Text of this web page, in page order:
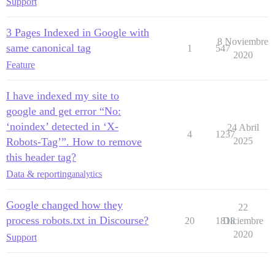
3 Pages Indexed in Google with
same canonical tag
Feature
1 547
8 Noviembre
2020
I have indexed my site to
google and get error “No:
‘noindex’ detected in ‘X-
Robots-Tag’”. How to remove
this header tag?
Data & reportinganalytics
4 1237
24 Abril
2025
Google changed how they
process robots.txt in Discourse?
Support
20 1818
22
Diciembre
2020